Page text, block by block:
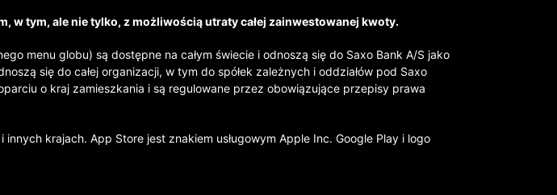
w tym, ale nie tylko, z możliwością utraty całej zainwestowanej kwoty.
menu globu) są dostępne na całym świecie i odnoszą się do Saxo Bank A/S jako
się do całej organizacji, w tym do spółek zależnych i oddziałów pod Saxo
o kraj zamieszkania i są regulowane przez obowiązujące przepisy prawa
krajach. App Store jest znakiem usługowym Apple Inc. Google Play i logo